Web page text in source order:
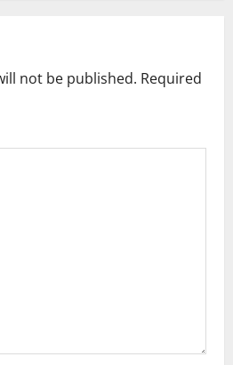
not be published. Required